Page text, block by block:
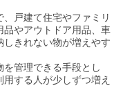
戸建て住宅やファミリ
品やアウトドア用品、車
きれない物が増えやす
管理できる手段とし
する人が少しずつ増え